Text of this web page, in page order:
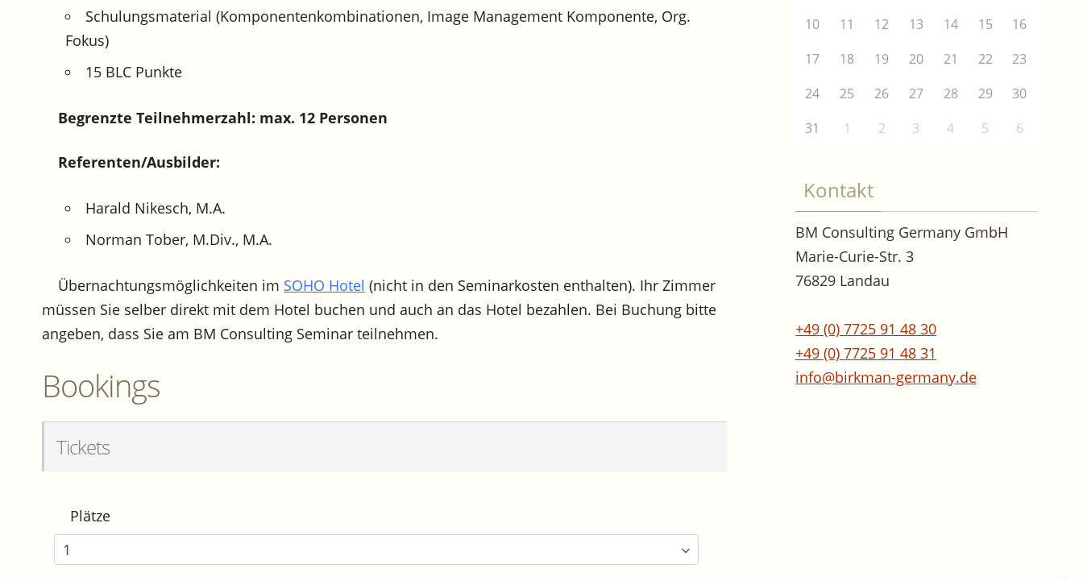
Schulungsmaterial (Komponentenkombinationen, Image Management Komponente, Org.
Fokus)
15 BLC Punkte
Begrenzte Teilnehmerzahl: max. 12 Personen
Referenten/Ausbilder:
Harald Nikesch, M.A.
Norman Tober, M.Div., M.A.
Übernachtungsmöglichkeiten im SOHO Hotel (nicht in den Seminarkosten enthalten). Ihr Zimmer
müssen Sie selber direkt mit dem Hotel buchen und auch an das Hotel bezahlen. Bei Buchung bitte
angeben, dass Sie am BM Consulting Seminar teilnehmen.
Bookings
Tickets
Plätze
10
11 12 13 14 15
16
17
18 19 20 21 22
23
24
25 26 27 28 29
30
31
1 2 3 4 5 6
Kontakt
BM Consulting Germany GmbH
Marie-Curie-Str. 3
76829 Landau
+49 (0) 7725 91 48 30
+49 (0) 7725 91 48 31
info@birkman-germany.de